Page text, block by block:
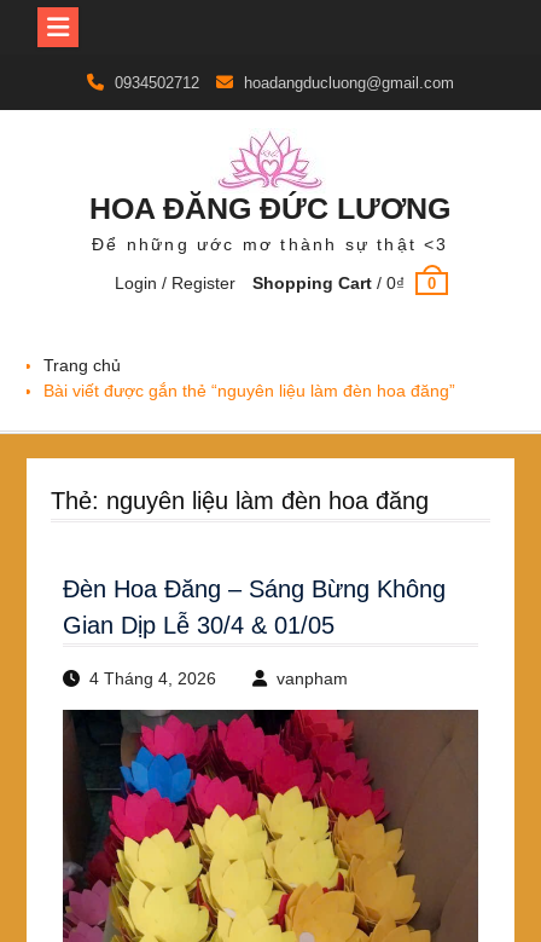
content
0934502712 hoadangducluong@gmail.com
HOA ĐĂNG ĐỨC LƯƠNG
Để những ước mơ thành sự thật <3
Login / Register
Shopping Cart /0₫ 0
Trang chủ
Bài viết được gắn thẻ “nguyên liệu làm đèn hoa đăng”
Thẻ: nguyên liệu làm đèn hoa đăng
Đèn Hoa Đăng – Sáng Bừng Không
Gian Dịp Lễ 30/4 & 01/05
4 Tháng 4, 2026 vanpham